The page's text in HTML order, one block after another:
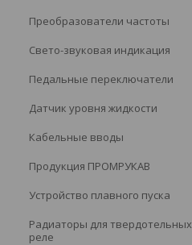
Преобразователи частоты
Свето-звуковая индикация
Педальные переключатели
Датчик уровня жидкости
Кабельные вводы
Продукция ПРОМРУКАВ
Устройство плавного пуска
Радиаторы для твердотельных
реле